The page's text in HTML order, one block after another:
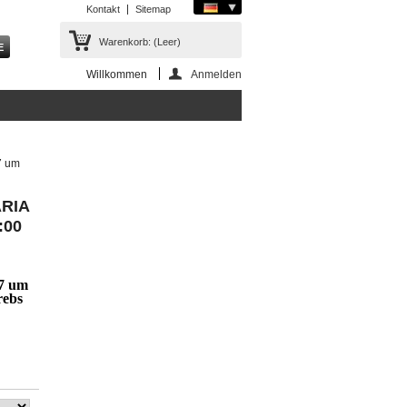
Kontakt Sitemap
Warenkorb: (Leer)
Willkommen Anmelden
um
um